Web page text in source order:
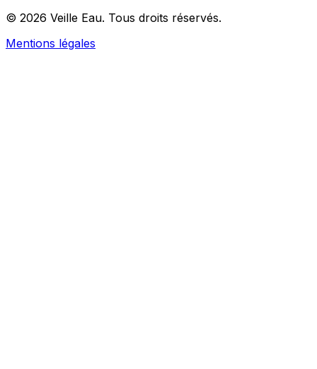
© 2026 Veille Eau. Tous droits réservés.
Mentions légales